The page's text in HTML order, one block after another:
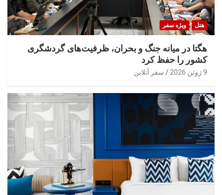
هتل ویژه سفر
هگتا در میانه جنگ و بحران، ظرفیت‌های گردشگری
کشور را حفظ کرد
9 ژوئن 2026 سفر آنلاین